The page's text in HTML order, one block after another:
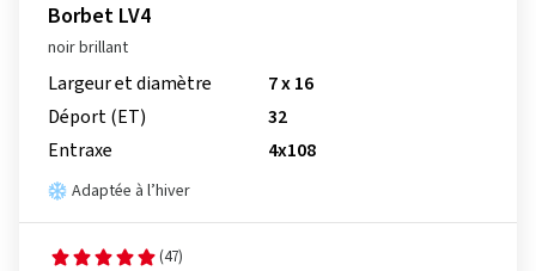
Borbet LV4
noir brillant
Largeur et diamètre
7 x 16
Déport (ET)
32
Entraxe
4x108
Adaptée à l’hiver
(47)